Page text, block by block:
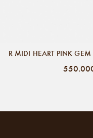
R MIDI HEART PINK GEM